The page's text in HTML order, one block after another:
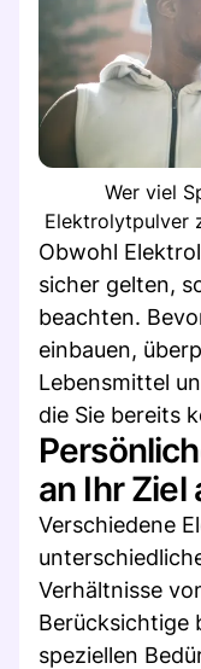
Wer viel
Elektrolytpulver
Obwohl
sicher gelten,
beachten.
einbauen,
Lebensmittel
die Sie bereits
an Ihr Ziel
Verschiedene
Verhältnisse
Berücksichtige
speziellen